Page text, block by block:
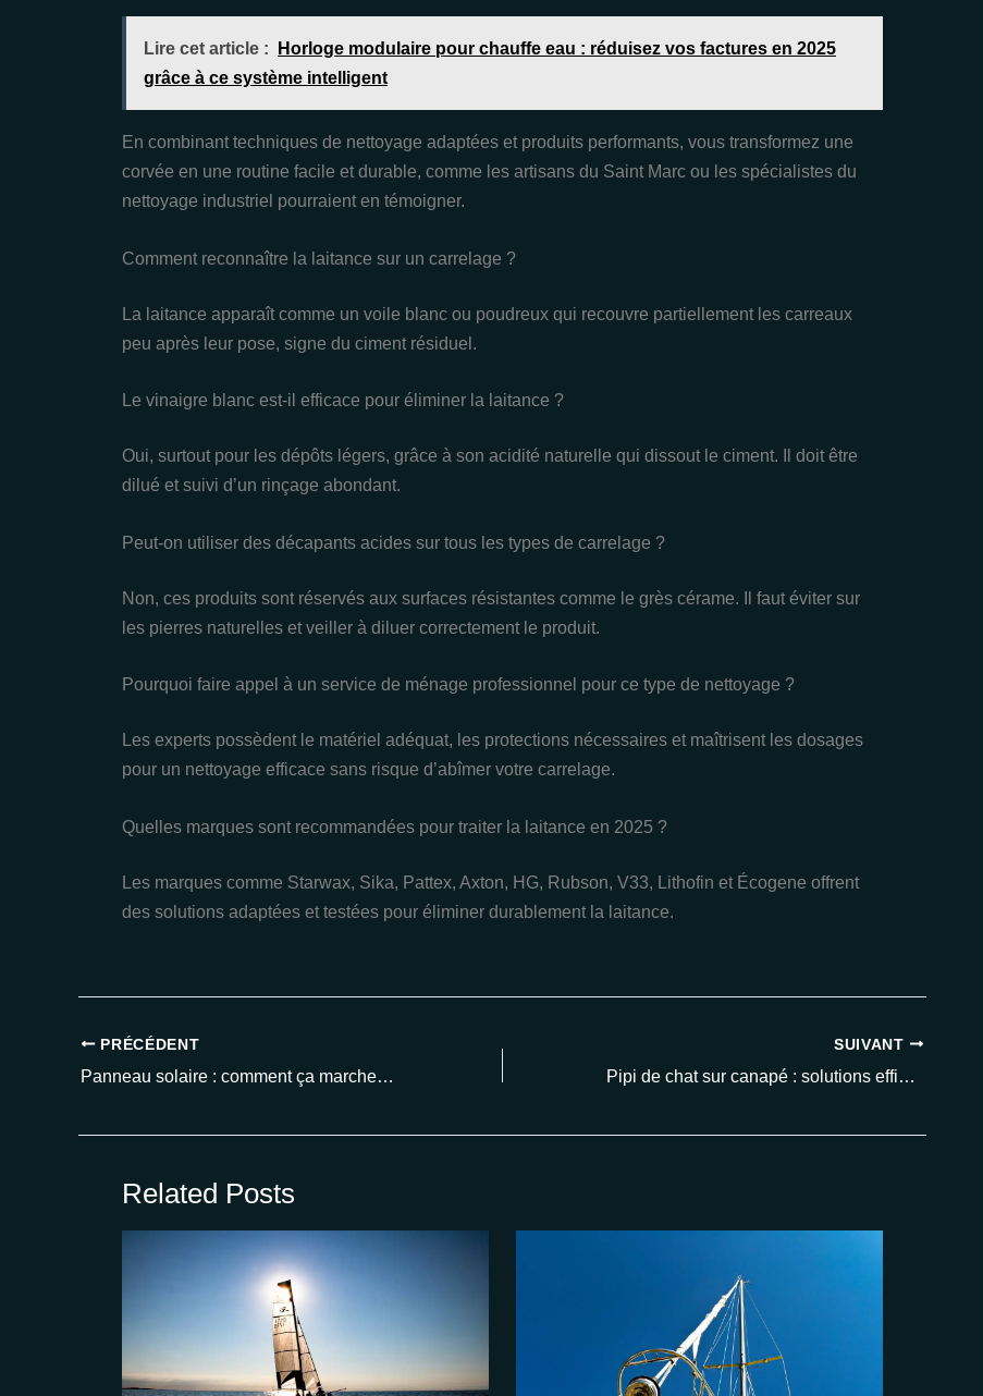
Lire cet article :
Horloge modulaire pour chauffe eau : réduisez vos factures en 2025
grâce à ce système intelligent
En combinant techniques de nettoyage adaptées et produits performants, vous transformez une
corvée en une routine facile et durable, comme les artisans du Saint Marc ou les spécialistes du
nettoyage industriel pourraient en témoigner.
Comment reconnaître la laitance sur un carrelage ?
La laitance apparaît comme un voile blanc ou poudreux qui recouvre partiellement les carreaux
peu après leur pose, signe du ciment résiduel.
Le vinaigre blanc est-il efficace pour éliminer la laitance ?
Oui, surtout pour les dépôts légers, grâce à son acidité naturelle qui dissout le ciment. Il doit être
dilué et suivi d’un rinçage abondant.
Peut-on utiliser des décapants acides sur tous les types de carrelage ?
Non, ces produits sont réservés aux surfaces résistantes comme le grès cérame. Il faut éviter sur
les pierres naturelles et veiller à diluer correctement le produit.
Pourquoi faire appel à un service de ménage professionnel pour ce type de nettoyage ?
Les experts possèdent le matériel adéquat, les protections nécessaires et maîtrisent les dosages
pour un nettoyage efficace sans risque d’abîmer votre carrelage.
Quelles marques sont recommandées pour traiter la laitance en 2025 ?
Les marques comme Starwax, Sika, Pattex, Axton, HG, Rubson, V33, Lithofin et Écogene offrent
des solutions adaptées et testées pour éliminer durablement la laitance.
PRÉCÉDENT
Panneau solaire : comment ça marche et pourquoi investir en 2025 ?
SUIVANT
Pipi de chat sur canapé : solutions efficaces pour éliminer les odeurs en 2025
Related Posts